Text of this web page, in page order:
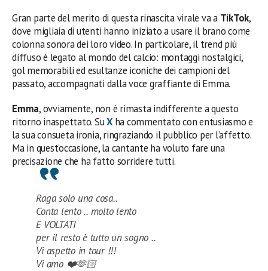
Gran parte del merito di questa rinascita virale va a TikTok,
dove migliaia di utenti hanno iniziato a usare il brano come
colonna sonora dei loro video. In particolare, il trend più
diffuso è legato al mondo del calcio: montaggi nostalgici,
gol memorabili ed esultanze iconiche dei campioni del
passato, accompagnati dalla voce graffiante di Emma.
Emma, ovviamente, non è rimasta indifferente a questo
ritorno inaspettato. SuXha commentato con entusiasmo e
la sua consueta ironia, ringraziando il pubblico per l’affetto.
Ma in quest’occasione, la cantante ha voluto fare una
precisazione che ha fatto sorridere tutti.
Raga solo una cosa..
Conta lento .. molto lento
E VOLTATI
per il resto è tutto un sogno ..
Vi aspetto in tour !!!
Vi amo ❤️🫶🏻